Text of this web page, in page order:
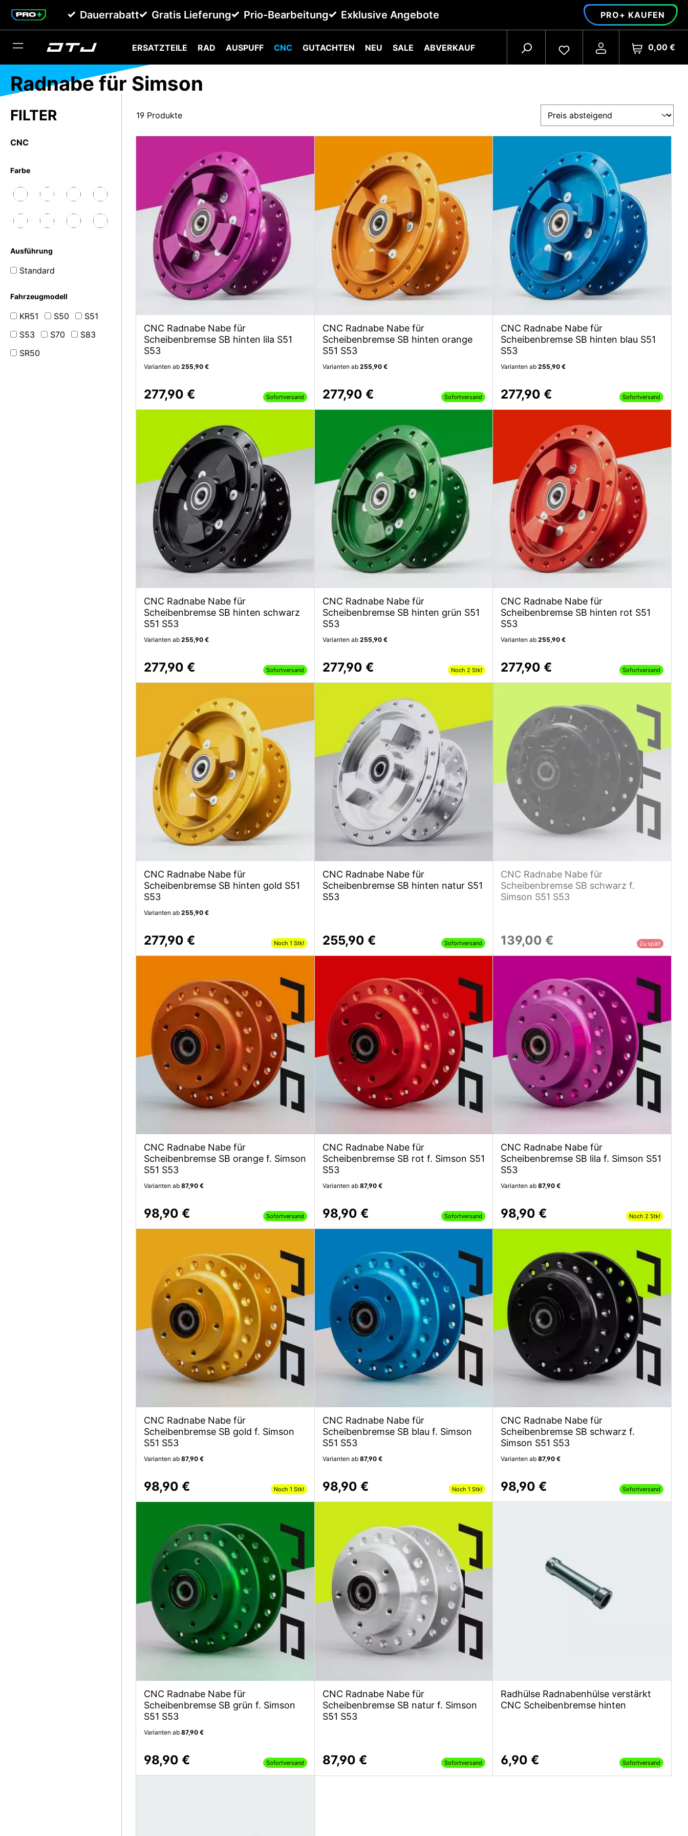
Zur Hauptnavigation springen
Dauerrabatt Gratis Lieferung Prio-Bearbeitung Exklusive Angebote PRO+ KAUFEN
ERSATZTEILE RAD AUSPUFF CNC GUTACHTEN NEU SALE ABVERKAUF 0,00 €
Radnabe für Simson
CNC
Farbe
Ausführung
Standard
Fahrzeugmodell
KR51 S50
S51
S53
S70
S83
SR50
19 Produkte
CNC Radnabe Nabe für
Scheibenbremse SB hinten lila S51
S53
Varianten ab 255,90 €
277,90 € Sofortversand
CNC Radnabe Nabe für
Scheibenbremse SB hinten orange
S51 S53
Varianten ab255,90 €
277,90 € Sofortversand
CNC Radnabe Nabe für
Scheibenbremse SB hinten blau S51
S53
Varianten ab255,90 €
277,90 € Sofortversand
CNC Radnabe Nabe für
Scheibenbremse SB hinten schwarz
S51 S53
Varianten ab 255,90 €
277,90 € Sofortversand
CNC Radnabe Nabe für
Scheibenbremse SB hinten grün S51
S53
Varianten ab255,90 €
277,90 € Noch 2 Stk!
CNC Radnabe Nabe für
Scheibenbremse SB hinten rot S51
S53
Varianten ab255,90 €
277,90 € Sofortversand
CNC Radnabe Nabe für
Scheibenbremse SB hinten gold S51
S53
Varianten ab 255,90 €
277,90 € Noch 1 Stk!
CNC Radnabe Nabe für
Scheibenbremse SB hinten natur S51
S53
255,90 € Sofortversand
CNC Radnabe Nabe für
Scheibenbremse SB schwarz f.
Simson S51 S53
139,00 € Zu spät!
CNC Radnabe Nabe für
Scheibenbremse SB orange f. Simson
S51 S53
Varianten ab 87,90 €
98,90 € Sofortversand
CNC Radnabe Nabe für
Scheibenbremse SB rot f. Simson S51
S53
Varianten ab87,90 €
98,90 € Sofortversand
CNC Radnabe Nabe für
Scheibenbremse SB lila f. Simson S51
S53
Varianten ab87,90 €
98,90 € Noch 2 Stk!
CNC Radnabe Nabe für
Scheibenbremse SB gold f. Simson
S51 S53
Varianten ab 87,90 €
98,90 € Noch 1 Stk!
CNC Radnabe Nabe für
Scheibenbremse SB blau f. Simson
S51 S53
Varianten ab87,90 €
98,90 € Noch 1 Stk!
CNC Radnabe Nabe für
Scheibenbremse SB schwarz f.
Simson S51 S53
Varianten ab87,90 €
98,90 € Sofortversand
CNC Radnabe Nabe für
Scheibenbremse SB grün f. Simson
S51 S53
Varianten ab 87,90 €
98,90 € Sofortversand
CNC Radnabe Nabe für
Scheibenbremse SB natur f. Simson
S51 S53
87,90 € Sofortversand
Radhülse Radnabenhülse verstärkt
CNC Scheibenbremse hinten
6,90 € Sofortversand